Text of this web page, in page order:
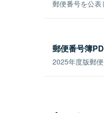
郵便番号を公表
郵便番号簿
2025年度版郵